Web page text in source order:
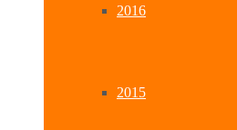
2016
2015